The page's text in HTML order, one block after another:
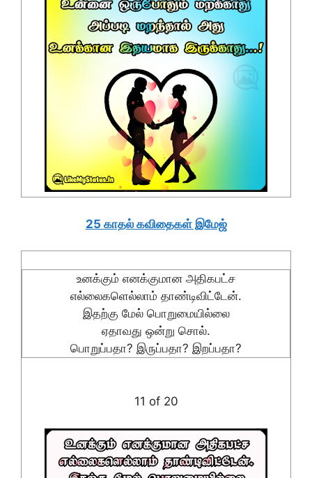
25 காதல் கவிதைகள் இமேஜ்
உனக்கும் எனக்குமான அதிகபட்ச
எல்லைகளெல்லாம் தாண்டிவிட்டேன்.
இதற்கு மேல் பொறுமையில்லை
ஏதாவது ஒன்று சொல்.
பொறுப்பதா? இருப்பதா? இறப்பதா?
11 of 20